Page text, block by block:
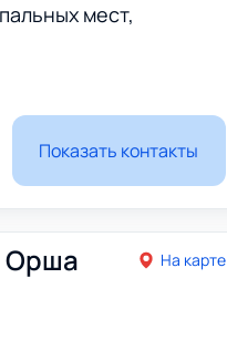
мест,
Показать контакты
Орша На карте